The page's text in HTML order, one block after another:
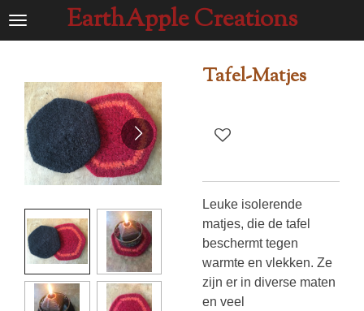
Ga
hoofdinhoud
EarthApple Creations
Tafel-Matjes
Leuke isolerende
matjes, die de tafel
beschermt tegen
warmte en vlekken. Ze
zijn er in diverse maten
en veel